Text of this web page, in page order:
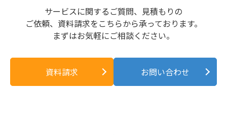
サービスに関するご質問、見積もりの
ご依頼、資料請求をこちらから承っております。
まずはお気軽にご相談ください。
資料請求 お問い合わせ